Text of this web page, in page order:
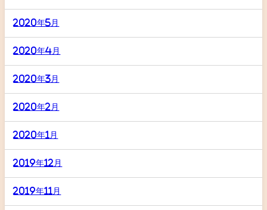
2020年5月
2020年4月
2020年3月
2020年2月
2020年1月
2019年12月
2019年11月